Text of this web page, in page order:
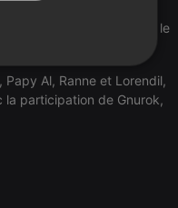
par mois sur
jeux vidéo, la télévision, le
!
Al, Ranne et Lorendil,
la participation de Gnurok,
Functionality